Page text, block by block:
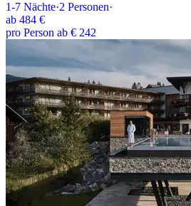
1-7 Nächte·2 Personen·
ab 484 €
pro Person ab € 242